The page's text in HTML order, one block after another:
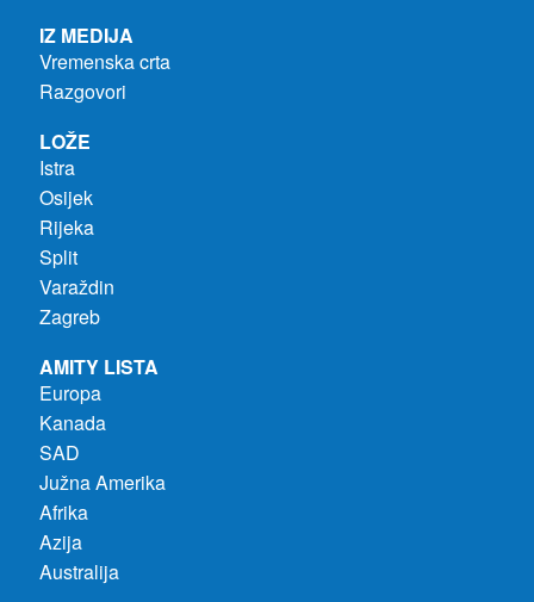
IZ MEDIJA
Vremenska crta
Razgovori
LOŽE
Istra
Osijek
Rijeka
Split
Varaždin
Zagreb
AMITY LISTA
Europa
Kanada
SAD
Južna Amerika
Afrika
Azija
Australija